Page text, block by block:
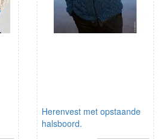
Herenvest met opstaande
halsboord.